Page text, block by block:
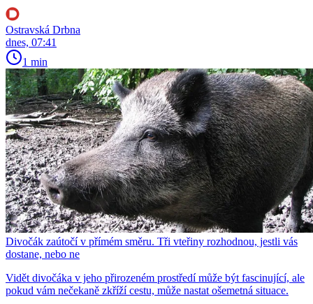
Ostravská Drbna
dnes, 07:41
1 min
Divočák zaútočí v přímém směru. Tři vteřiny rozhodnou, jestli vás
dostane, nebo ne
Vidět divočáka v jeho přirozeném prostředí může být fascinující, ale
pokud vám nečekaně zkříží cestu, může nastat ošemetná situace.